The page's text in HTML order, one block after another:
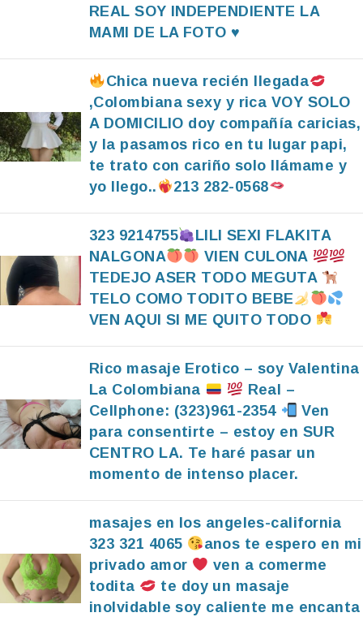
REAL SOY INDEPENDIENTE LA
MAMI DE LA FOTO ♥️
Chica nueva recién llegada
,Colombiana sexy y rica VOY SOLO
A DOMICILIO doy compañía caricias,
y la pasamos rico en tu lugar papi,
te trato con cariño solo llámame y
yo llego..
213 282-0568
323 9214755
LILI SEXI FLAKITA
NALGONA
VIEN CULONA
TEDEJO ASER TODO MEGUTA
TELO COMO TODITO BEBE
VEN AQUI SI ME QUITO TODO
Rico masaje Erotico – soy Valentina
La Colombiana
Real –
Cellphone: (323)961-2354
Ven
para consentirte – estoy en SUR
CENTRO LA. Te haré pasar un
momento de intenso placer.
masajes en los angeles-california
323 321 4065
anos te espero en mi
privado amor
ven a comerme
todita
te doy un masaje
inolvidable soy caliente me encanta